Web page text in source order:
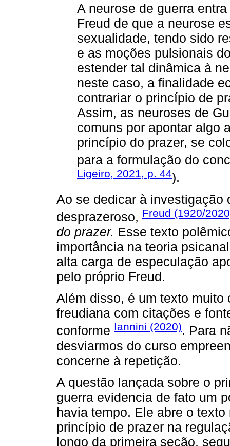
A neurose de guerra
Freud de que a neurose
sexualidade, tendo sido
e as moções pulsionais
estender tal dinâmica à
neste caso, a finalidade
contrariar o princípio de
Assim, as neuroses de
comuns por apontar algo
princípio do prazer, se
para a formulação do
Ligeiro, 2021, p. 44).
Ao se dedicar à investigação
desprazeroso, Freud (1920/
do prazer. Esse texto
importância na teoria
alta carga de especulação
pelo próprio Freud.
Além disso, é um texto
freudiana com citações e
conforme Iannini (2020). Para
desviarmos do curso
concerne à repetição.
A questão lançada sobre o
guerra evidencia de fato um
havia tempo. Ele abre o
princípio de prazer na
longo da primeira seção,